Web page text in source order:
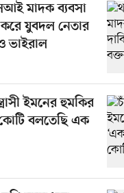
মাদক ব্যবসা
যুবদল নেতার
ভাইরাল
ইমনের হুমকির
বলতেছি এক